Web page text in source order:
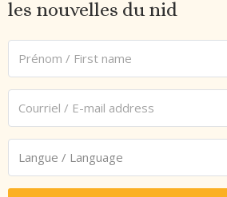
les nouvelles du nid